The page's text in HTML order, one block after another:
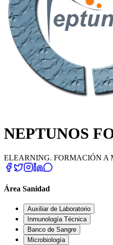
NEPTUNOS
ELEARNING. FORMACIÓN A
Área Sanidad
Auxiliar de Laboratorio
Inmunología Técnica
Banco de Sangre
Microbiología